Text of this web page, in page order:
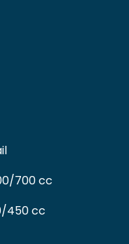
700 cc
450 cc